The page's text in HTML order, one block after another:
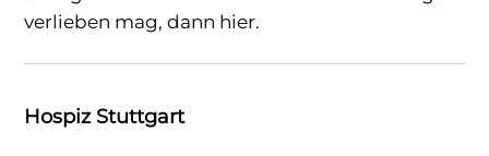
verlieben mag, dann hier.
Hospiz Stuttgart